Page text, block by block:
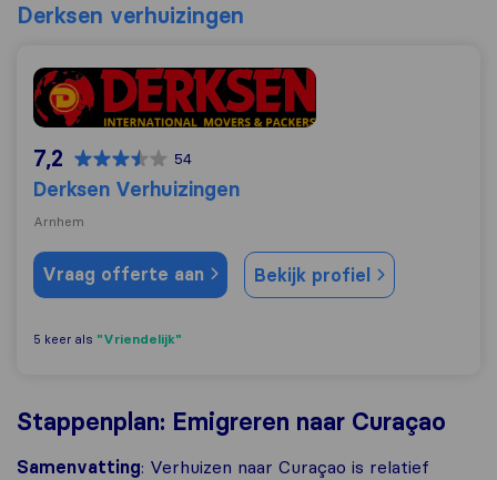
Derksen verhuizingen
Derksen Verhuizingen
7,2 54
Derksen Verhuizingen
Arnhem
Vraag offerte aan Bekijk profiel
5 keer als "Vriendelijk"
Stappenplan: Emigreren naar Curaçao
Samenvatting: Verhuizen naar Curaçao is relatief